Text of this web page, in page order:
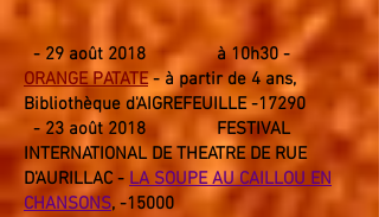
- 29 août 2018 à 10h30 -
ORANGE PATATE-à partir de 4ans,
Bibliothèque d'AIGREFEUILLE -17290
- 23 août 2018 FESTIVAL
INTERNATIONAL DE THEATRE DE RUE
D'AURILLAC - LA SOUPE AU CAILLOU EN
CHANSONS, -15000